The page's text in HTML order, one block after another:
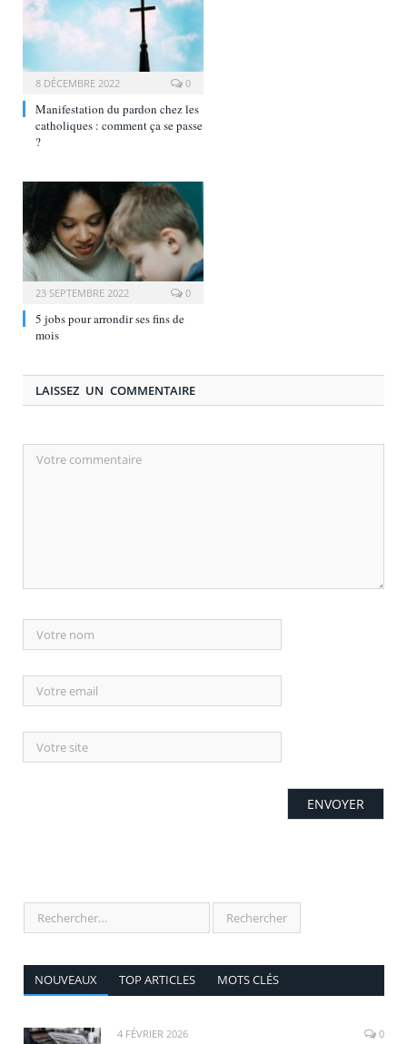
8 DÉCEMBRE 2022 0
Manifestation du pardon chez les
catholiques : comment ça se passe
?
23 SEPTEMBRE 2022 0
5 jobs pour arrondir ses fins de
mois
LAISSEZ UN COMMENTAIRE
NOUVEAUX TOP ARTICLES MOTS CLÉS
4 FÉVRIER 2026 0